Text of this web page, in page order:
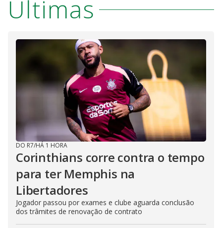
Últimas
DO R7/HÁ 1 HORA
Corinthians corre contra o tempo
para ter Memphis na
Libertadores
Jogador passou por exames e clube aguarda conclusão
dos trâmites de renovação de contrato